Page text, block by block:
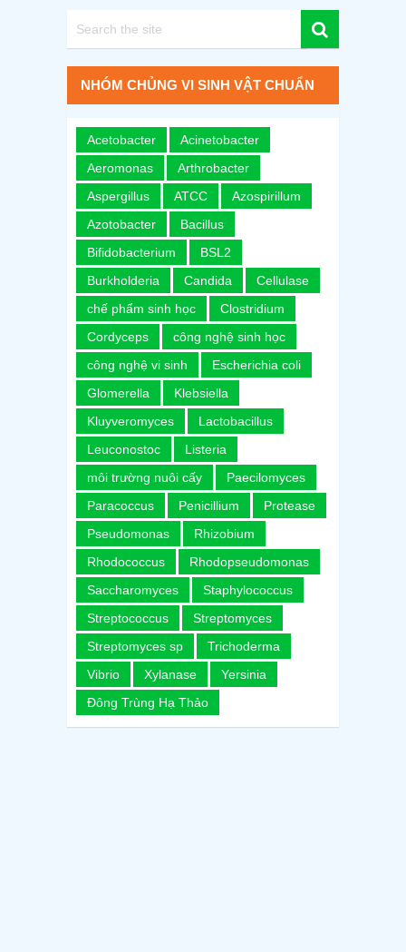
NHÓM CHỦNG VI SINH VẬT CHUẨN
Acetobacter
Acinetobacter
Aeromonas
Arthrobacter
Aspergillus
ATCC
Azospirillum
Azotobacter
Bacillus
Bifidobacterium
BSL2
Burkholderia
Candida
Cellulase
chế phẩm sinh học
Clostridium
Cordyceps
công nghệ sinh học
công nghệ vi sinh
Escherichia coli
Glomerella
Klebsiella
Kluyveromyces
Lactobacillus
Leuconostoc
Listeria
môi trường nuôi cấy
Paecilomyces
Paracoccus
Penicillium
Protease
Pseudomonas
Rhizobium
Rhodococcus
Rhodopseudomonas
Saccharomyces
Staphylococcus
Streptococcus
Streptomyces
Streptomyces sp
Trichoderma
Vibrio
Xylanase
Yersinia
Đông Trùng Hạ Thảo